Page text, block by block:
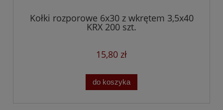
Kołki rozporowe 6x30 z wkrętem 3,5x40
KRX 200 szt.
15,80 zł
do koszyka